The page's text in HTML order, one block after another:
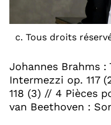
c. Tous droits
Johannes Brahms :
Intermezzi op. 117
118 (3) // 4 Pièces
van Beethoven :